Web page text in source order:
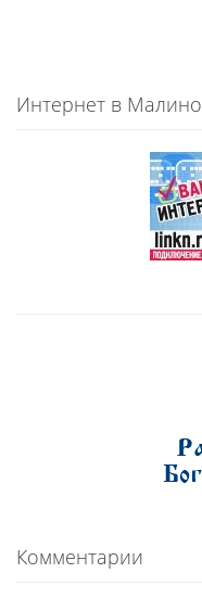
Интернет в Малино
Комментарии